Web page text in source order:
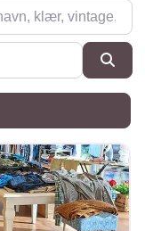
klær, vintage, møbler